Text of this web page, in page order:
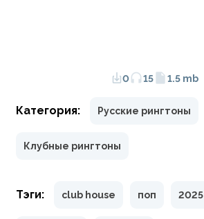
0 15 1.5 mb
Категория: Русские рингтоны
Клубные рингтоны
Тэги: club house поп 2025